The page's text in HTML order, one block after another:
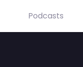
Podcasts